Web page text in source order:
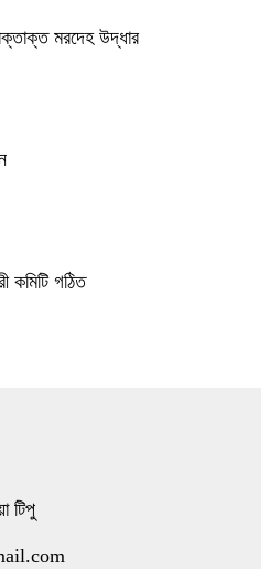
মরদেহ উদ্ধার
কমিটি গঠিত
টিপু